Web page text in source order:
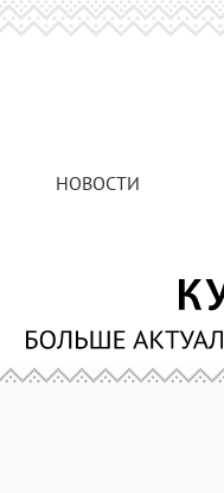
НОВОСТИ